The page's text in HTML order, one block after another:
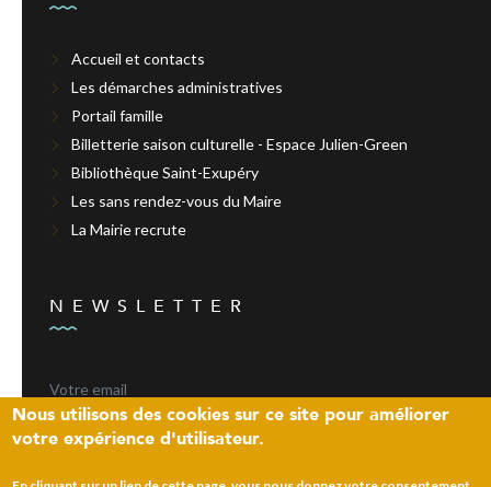
Accueil et contacts
Les démarches administratives
Portail famille
Billetterie saison culturelle - Espace Julien-Green
Bibliothèque Saint-Exupéry
Les sans rendez-vous du Maire
La Mairie recrute
NEWSLETTER
ENVOYER
Nous utilisons des cookies sur ce site pour améliorer
votre expérience d'utilisateur.